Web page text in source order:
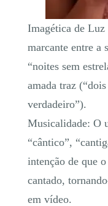
​Imagética de Luz
marcante entre a
“noites sem
amada traz
verdadeiro”).
​Musicalidade: O
“cântico”,
intenção de que
cantado,
em vídeo.